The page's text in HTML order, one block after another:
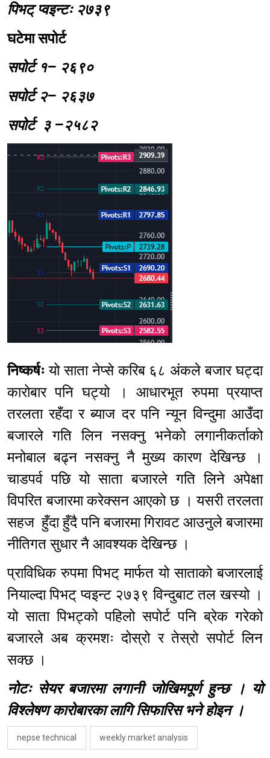
पिभट् प्वइन्टः २७३९
घटेमा सपोर्ट
सपोर्ट १– २६९०
सपोर्ट २– २६३७
सपोर्ट ३ –२५८२
निष्कर्षःयो साता नेप्से करिब ६८ अंकले बजार घट्दा
कारोबार पनि घट्यो । आधारभूत रुपमा प्रयाप्त
तरलता रहँदा र ब्याज दर पनि न्यून विन्दुमा आउँदा
बजारले गति लिन नसक्नु भनेको लगानीकर्ताको
मनोबाल बढ्न नसक्नु नै मुख्य कारण देखिन्छ ।
चाडपर्व पछि यो साता बजारले गति लिने अपेक्षा
विपरित बजारमा करेक्सन आएको छ । यसरी तरलता
सहज हुँदा हुँदै पनि बजारमा गिरावट आउनुले बजारमा
नीतिगत सुधार नै आवश्यक देखिन्छ ।
प्राविधिक रुपमा पिभट् मार्फत यो साताको बजारलाई
नियाल्दा पिभट् प्वइन्ट २७३९ विन्दुबाट तल खस्यो ।
यो साता पिभट्को पहिलो सपोर्ट पनि ब्रेक गरेको
बजारले अब क्रमशः दोस्रो र तेस्रो सपोर्ट लिन
सक्छ ।
नोटः सेयर बजारमा लगानी जोखिमपूर्ण हुन्छ । यो
विश्लेषण कारोबारका लागि सिफारिस भने होइन ।
nepse technical weekly market analysis